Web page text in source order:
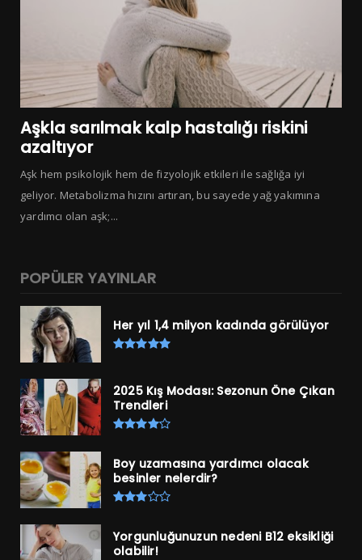
Aşkla sarılmak kalp hastalığı riskini
azaltıyor
Aşk hem psikolojik hem de fizyolojik etkileri ile sağlığa iyi
geliyor. Metabolizma hızını artıran, bu sayede yağ yakımına
yardımcı olan aşk;...
POPÜLER YAYINLAR
Her yıl 1,4 milyon kadında görülüyor
2025 Kış Modası: Sezonun Öne Çıkan
Trendleri
Boy uzamasına yardımcı olacak
besinler nelerdir?
Yorgunluğunuzun nedeni B12 eksikliği
olabilir!